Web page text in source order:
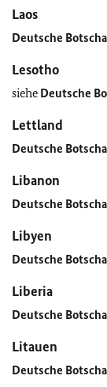
Laos
Deutsche
Lesotho
siehe Deutsche
Lettland
Deutsche
Libanon
Deutsche
Libyen
Deutsche
Liberia
Deutsche
Litauen
Deutsche